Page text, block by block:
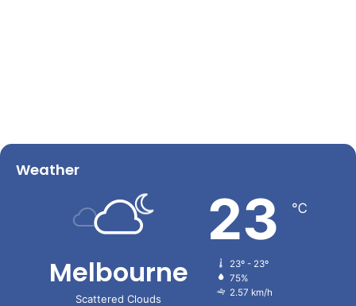
Weather
Melbourne
Scattered Clouds
23 ℃
23º - 23º
75%
2.57 km/h